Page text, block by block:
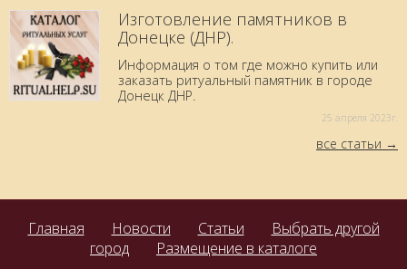
Изготовление памятников в
Донецке (ДНР).
Информация о том где можно купить или
заказать ритуальный памятник в городе
Донецк ДНР.
25 aпреля 2023г.
все статьи
Главная Новости Статьи
Выбрать другой
город
Размещение в каталоге